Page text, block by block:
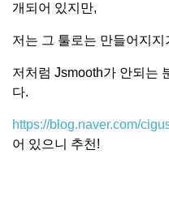
개되어 있지만,
저는 그 툴로는 만들어지지
저처럼 Jsmooth가 안되는
다.
https://blog.naver.com/
어 있으니 추천!